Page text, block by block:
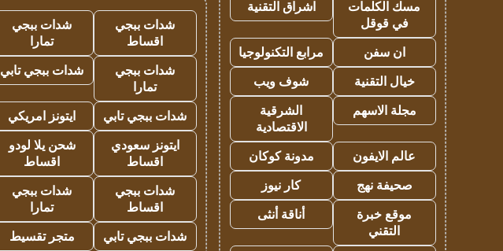
مسك الكلمات
في قوقل
اشراق التقنية
ان سفن
مرابع التكنولوجيا
خيال التقنية
شوف ويب
مجلة الاسهم
الشرقية
الاقتصادية
عالم الايفون
مدونة كوكان
صحيفة نهج
كار نيوز
موقع خبرة
التقني
أناقة أنثى
شدات ببجي
اقساط
شدات ببجي
تمارا
شدات ببجي
تمارا
شدات ببجي تابي
شدات ببجي تابي
ايتونز امريكي
ايتونز سعودي
اقساط
شحن يلا لودو
اقساط
شدات ببجي
اقساط
شدات ببجي
تمارا
شدات ببجي تابي
متجر تقسيط